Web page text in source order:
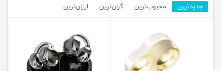
جدیدترین محبوب‌ترین گران‌ترین ارزان‌ترین